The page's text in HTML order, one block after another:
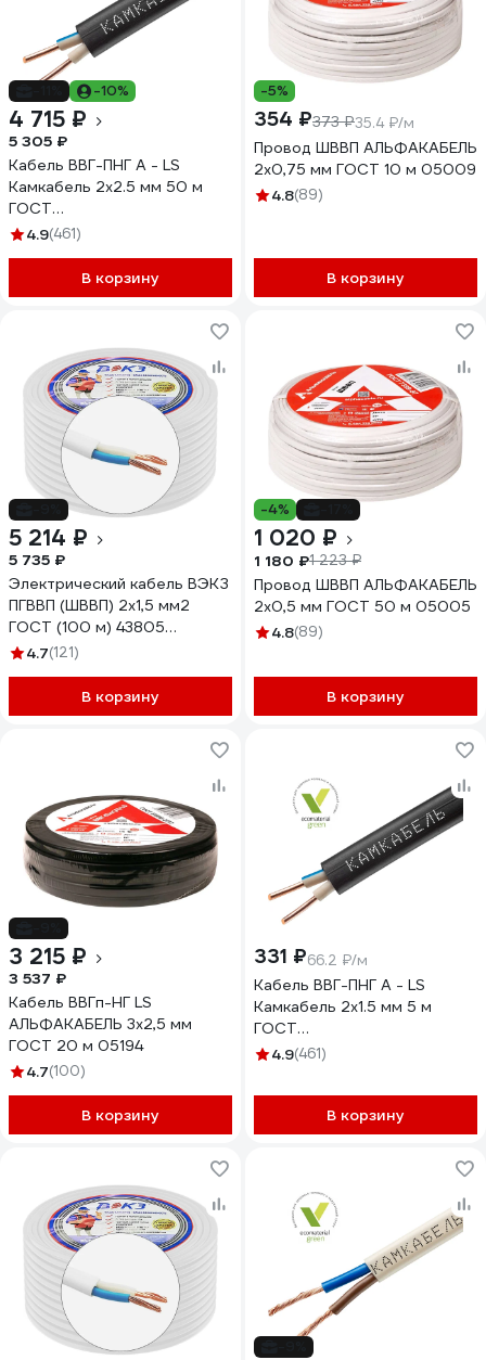
-10%
4 715 ₽
5 305 ₽
Кабель ВВГ-ПНГ А - LS
Камкабель 2x2.5 мм 50 м
ГОСТ
1157К20HD00070А0050М
4.9(461)
В корзину
-5%
354 ₽373 ₽35.4 ₽/м
Провод ШВВП АЛЬФАКАБЕЛЬ
2х0,75 мм ГОСТ 10 м 05009
4.8(89)
В корзину
5 214 ₽
5 735 ₽
Электрический кабель ВЭКЗ
ПГВВП (ШВВП) 2x1,5 мм2
ГОСТ (100 м) 43805
VEKZ00037
4.7(121)
В корзину
-4%
1 020 ₽
1 180 ₽1 223 ₽
Провод ШВВП АЛЬФАКАБЕЛЬ
2х0,5 мм ГОСТ 50 м 05005
4.8(89)
В корзину
3 215 ₽
3 537 ₽
Кабель ВВГп-НГ LS
АЛЬФАКАБЕЛЬ 3х2,5 мм
ГОСТ 20 м 05194
4.7(100)
В корзину
331 ₽66.2 ₽/м
Кабель ВВГ-ПНГ А - LS
Камкабель 2x1.5 мм 5 м
ГОСТ
1157К20FD00070А0005М
4.9(461)
В корзину